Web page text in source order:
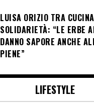
LUISA ORIZIO TRA
SOLIDARIETÀ: “LE ERBE
DANNO SAPORE ANCHE
PIENE”
LIFESTYLE